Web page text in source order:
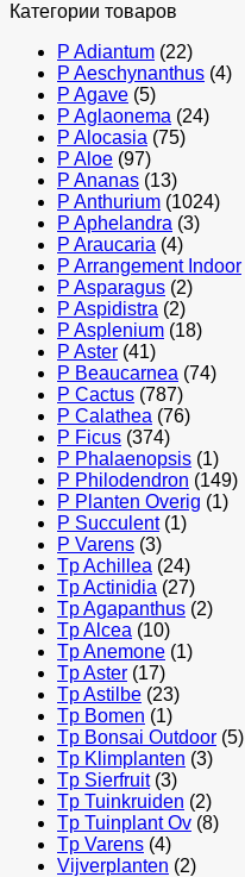
Категории товаров
P Adiantum (22)
P Aeschynanthus (4)
P Agave (5)
P Aglaonema (24)
P Alocasia (75)
P Aloe (97)
P Ananas (13)
P Anthurium (1024)
P Aphelandra (3)
P Araucaria (4)
P Arrangement Indoor
P Asparagus (2)
P Aspidistra (2)
P Asplenium (18)
P Aster (41)
P Beaucarnea (74)
P Cactus (787)
P Calathea (76)
P Ficus (374)
P Phalaenopsis (1)
P Philodendron (149)
P Planten Overig (1)
P Succulent (1)
P Varens (3)
Tp Achillea (24)
Tp Actinidia (27)
Tp Agapanthus (2)
Tp Alcea (10)
Tp Anemone (1)
Tp Aster (17)
Tp Astilbe (23)
Tp Bomen (1)
Tp Bonsai Outdoor (5)
Tp Klimplanten (3)
Tp Sierfruit (3)
Tp Tuinkruiden (2)
Tp Tuinplant Ov (8)
Tp Varens (4)
Vijverplanten (2)